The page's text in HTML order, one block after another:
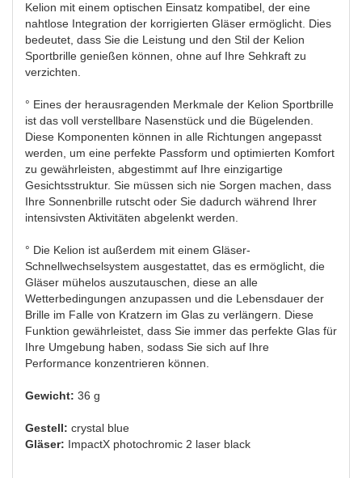
Kelion mit einem optischen Einsatz kompatibel, der eine
nahtlose Integration der korrigierten Gläser ermöglicht. Dies
bedeutet, dass Sie die Leistung und den Stil der Kelion
Sportbrille genießen können, ohne auf Ihre Sehkraft zu
verzichten.
° Eines der herausragenden Merkmale der Kelion Sportbrille
ist das voll verstellbare Nasenstück und die Bügelenden.
Diese Komponenten können in alle Richtungen angepasst
werden, um eine perfekte Passform und optimierten Komfort
zu gewährleisten, abgestimmt auf Ihre einzigartige
Gesichtsstruktur. Sie müssen sich nie Sorgen machen, dass
Ihre Sonnenbrille rutscht oder Sie dadurch während Ihrer
intensivsten Aktivitäten abgelenkt werden.
° Die Kelion ist außerdem mit einem Gläser-
Schnellwechselsystem ausgestattet, das es ermöglicht, die
Gläser mühelos auszutauschen, diese an alle
Wetterbedingungen anzupassen und die Lebensdauer der
Brille im Falle von Kratzern im Glas zu verlängern. Diese
Funktion gewährleistet, dass Sie immer das perfekte Glas für
Ihre Umgebung haben, sodass Sie sich auf Ihre
Performance konzentrieren können.
Gewicht: 36 g
Gestell: crystal blue
Gläser: ImpactX photochromic 2 laser black